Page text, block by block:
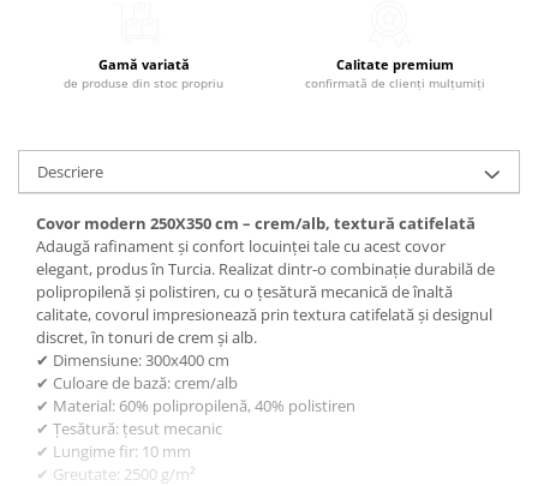
Gamă variată
de produse din stoc propriu
Calitate premium
confirmată de clienți mulțumiți
Descriere
Covor modern 250X350 cm – crem/alb, textură catifelată
Adaugă rafinament și confort locuinței tale cu acest covor
elegant, produs în Turcia. Realizat dintr-o combinație durabilă de
polipropilenă și polistiren, cu o țesătură mecanică de înaltă
calitate, covorul impresionează prin textura catifelată și designul
discret, în tonuri de crem și alb.
✔ Dimensiune: 300x400 cm
✔ Culoare de bază: crem/alb
✔ Material: 60% polipropilenă, 40% polistiren
✔ Țesătură: țesut mecanic
✔ Lungime fir: 10 mm
✔ Greutate: 2500 g/m²